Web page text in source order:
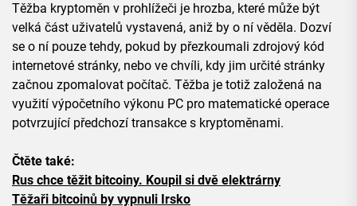
Těžba kryptoměn v prohlížeči je hrozba, které může být
velká část uživatelů vystavená, aniž by o ní věděla. Dozví
se o ní pouze tehdy, pokud by přezkoumali zdrojový kód
internetové stránky, nebo ve chvíli, kdy jim určité stránky
začnou zpomalovat počítač. Těžba je totiž založená na
využití výpočetního výkonu PC pro matematické operace
potvrzující předchozí transakce s kryptoměnami.
Čtěte také:
Rus chce těžit bitcoiny. Koupil si dvě elektrárny
Těžaři bitcoinů by vypnuli Irsko